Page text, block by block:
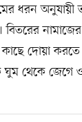
ধরন
দোয়া করতে
থেকে জেগে